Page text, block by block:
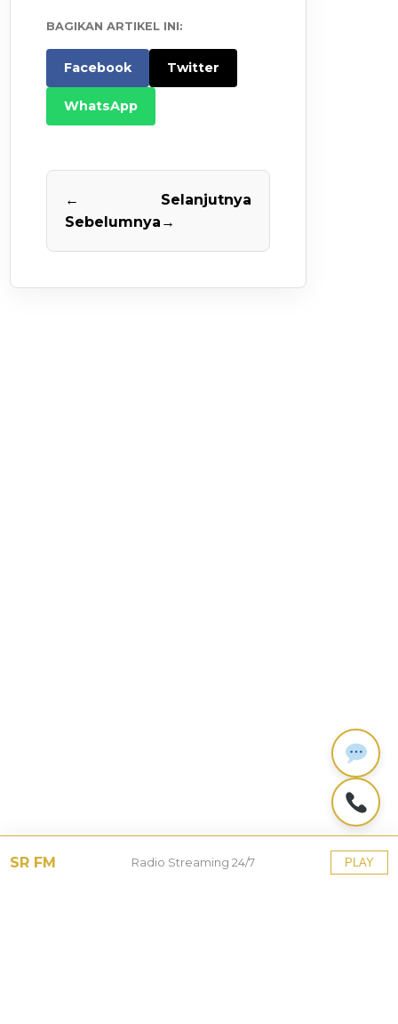
BAGIKAN ARTIKEL INI:
Facebook Twitter
WhatsApp
←
Sebelumnya
Selanjutnya
→
SR FM Radio Streaming 24/7 PLAY